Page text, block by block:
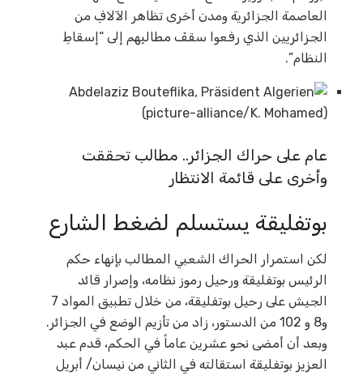
العاصمة الجزائرية ومدن أخرى تظاهر الآلافِ من
الجزائريين الذي رفعوا سقفَ مطالبِهم إلى “إسقاطِ
النظام”.
عام على حراك الجزائر.. مطالب تحققت
وأخرى على قائمة الانتظار
بوتفليقة يستسلم لضغط الشارع
لكن استمرار الحراك الشعبي المطالب بإنهاء حكم
الرئيس بوتفليقة ورحيل رموز نظامه، وإصرار قائد
الجيش على رحيل بوتفليقة، من خلال تطبيق المواد 7
و8 و 102 من الدستور، زاد من تأزيم الوضع في الجزائر.
وبعد أن أمضى نحو عشرين عاماً في الحكم، قدم عبد
العزيز بوتفليقة استقالته في الثاني من نيسان/ أبريل